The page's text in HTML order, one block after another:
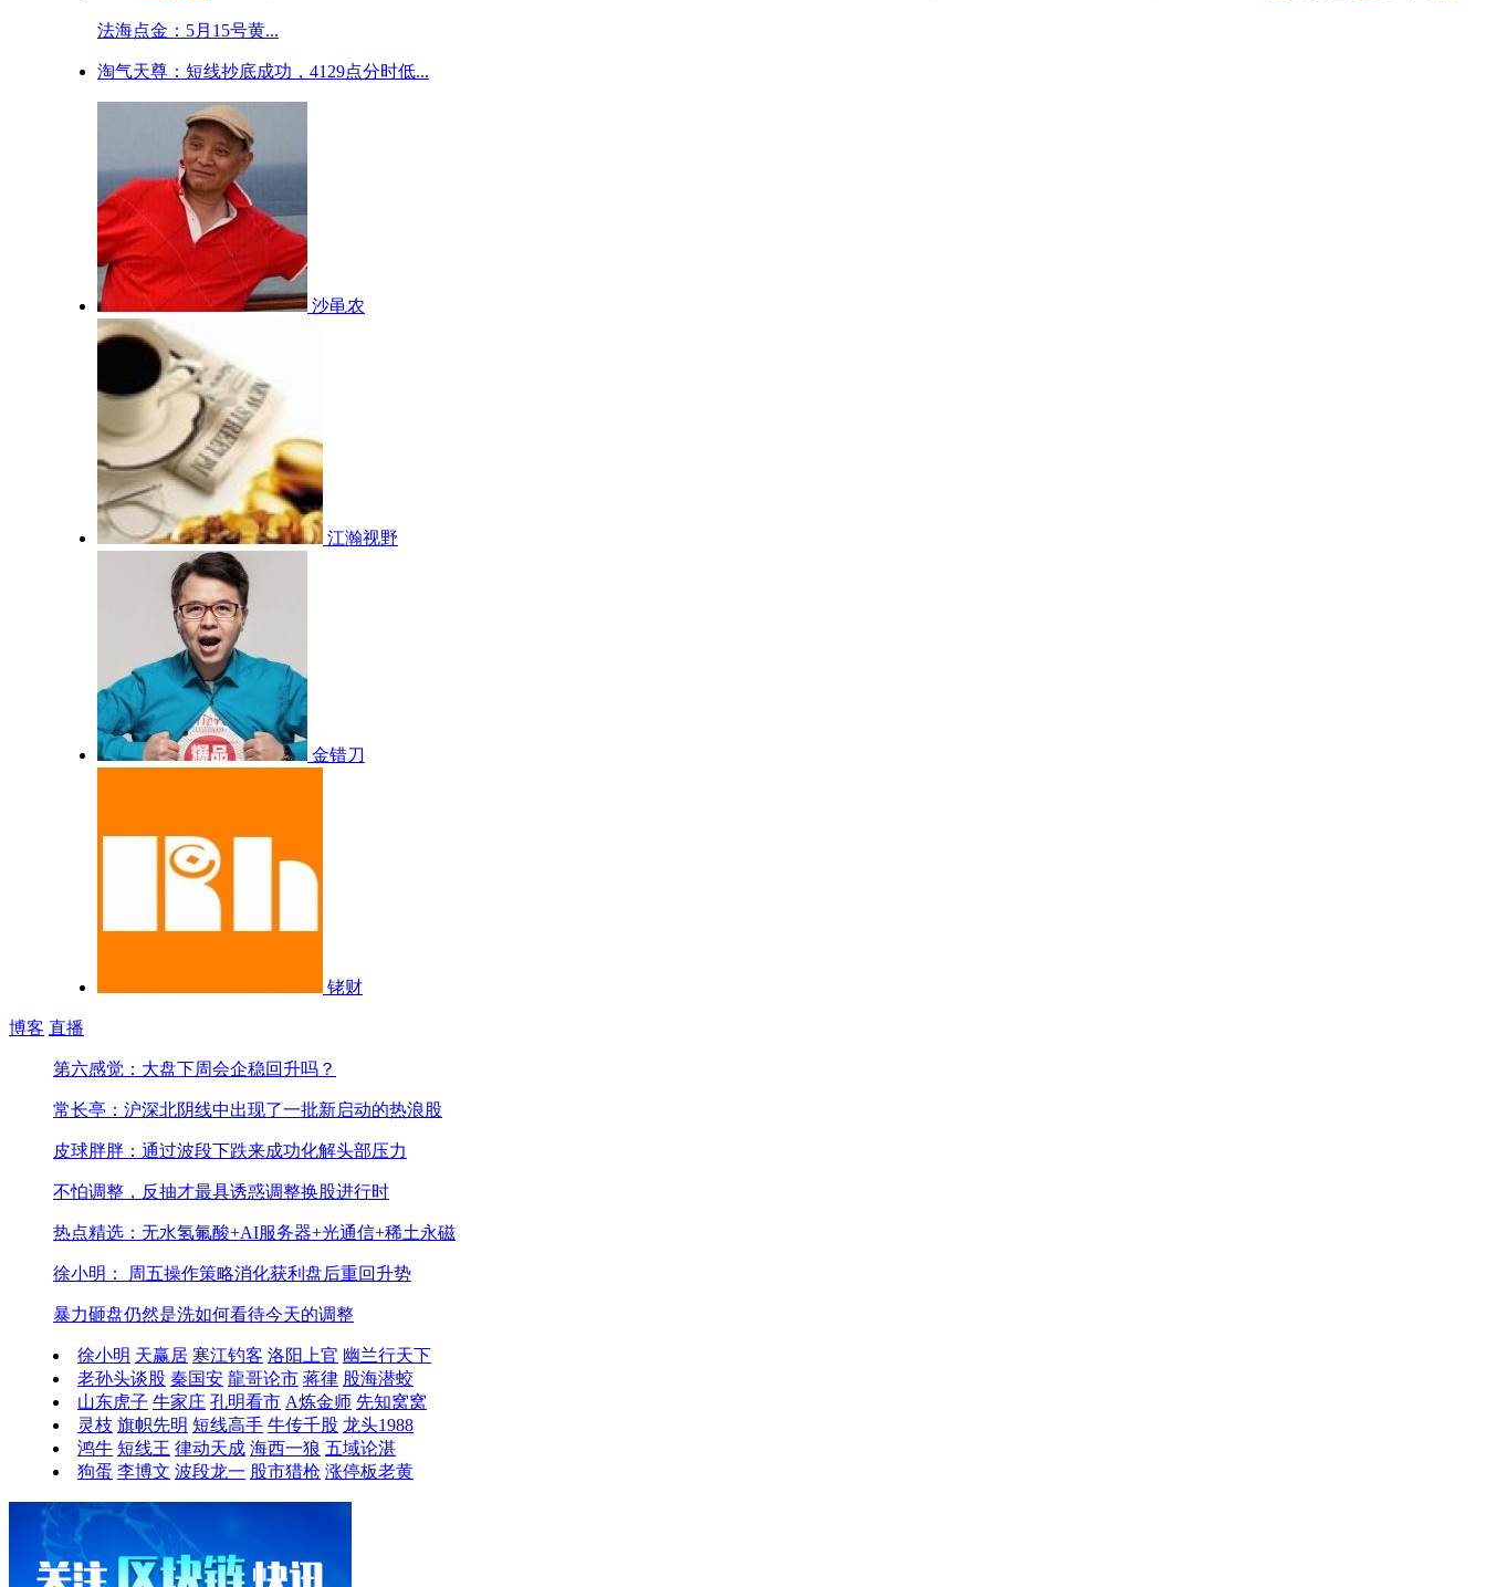
法海点金：5月15号黄...
淘气天尊：短线抄底成功，4129点分时低...
沙黾农
江瀚视野
金错刀
铑财
博客 直播
第六感觉：大盘下周会企稳回升吗？
常长亭：沪深北阴线中出现了一批新启动的热浪股
皮球胖胖：通过波段下跌来成功化解头部压力
不怕调整，反抽才最具诱惑调整换股进行时
热点精选：无水氢氟酸+AI服务器+光通信+稀土永磁
徐小明： 周五操作策略消化获利盘后重回升势
暴力砸盘仍然是洗如何看待今天的调整
徐小明 天赢居 寒江钓客 洛阳上官 幽兰行天下
老孙头谈股 秦国安 龍哥论市 蒋律 股海潜蛟
山东虎子 牛家庄 孔明看市 A炼金师 先知窝窝
灵枝 旗帜先明 短线高手 牛传千股 龙头1988
鸿牛 短线王 律动天成 海西一狼 五域论湛
狗蛋 李博文 波段龙一 股市猎枪 涨停板老黄